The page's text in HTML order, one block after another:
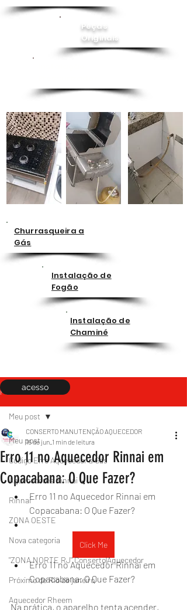
Peças
Originais
Churrasqueira a
Gás
Instalação de
Fogão
Instalação de
Chaminé
Post
Meu post
Código Erro Aquecedor a Gás
Aquecedores Rinnai
Rinnai
ZONA OESTE
Nova categoria
"ZONA NORTE RJ" Conserto|Aquecedor
Próximo de Rio de janeiro
Aquecedor Rheem
Meu post
Erro 11 no Aquecedor Rinnai em
Copacabana: O Que Fazer?
CONSERTO MANUTENÇÃO AQUECEDOR
16 de jun. 1 min de leitura
Erro 11 no Aquecedor Rinnai em
Copacabana: O Que Fazer?
Click Me
Erro 11 no Aquecedor Rinnai em
Copacabana: O Que Fazer?
Na prática, o aparelho tenta acender,
acesso